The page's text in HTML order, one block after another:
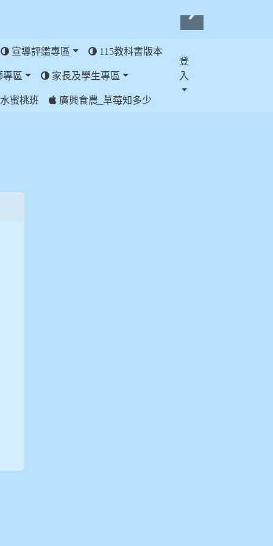
宣導評鑑專區 115教科書版本
專區 家長及學生專區
蜜桃班 廣興食農_草莓知多少
登
入